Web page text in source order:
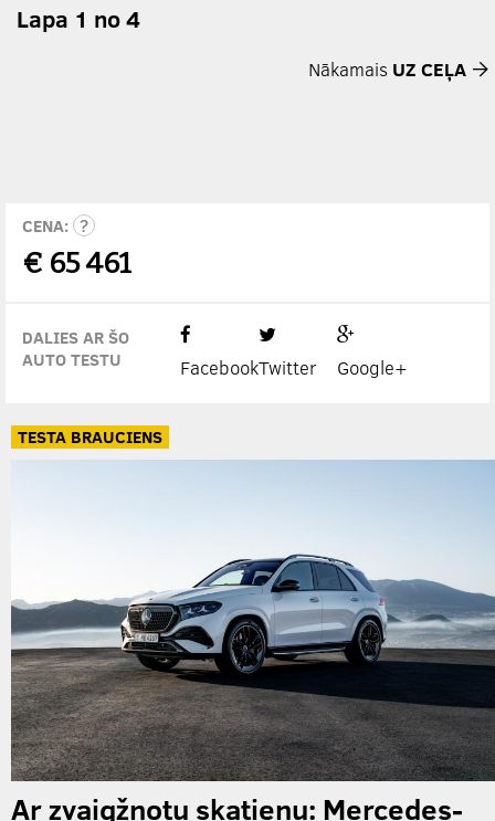
Lapa 1 no 4
Nākamais UZ CEĻA
CENA:
€ 65 461
DALIES AR ŠO
AUTO TESTU
FacebookTwitter Google+
TESTA BRAUCIENS
Ar zvaigžņotu skatienu: Mercedes-